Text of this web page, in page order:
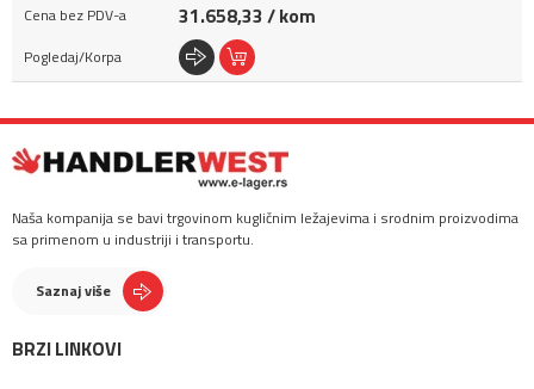
31.658,33 / kom
Naša kompanija se bavi trgovinom kugličnim ležajevima i srodnim proizvodima
sa primenom u industriji i transportu.
Saznaj više
BRZI LINKOVI